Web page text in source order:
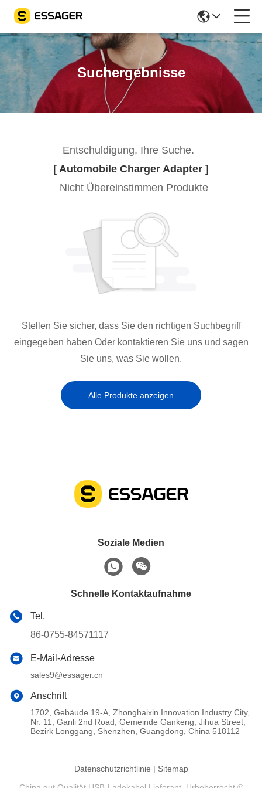
Suchergebnisse
Entschuldigung, Ihre Suche.
[ Automobile Charger Adapter ]
Nicht Übereinstimmen Produkte
Stellen Sie sicher, dass Sie den richtigen Suchbegriff
eingegeben haben Oder kontaktieren Sie uns und sagen
Sie uns, was Sie wollen.
Alle Produkte anzeigen
Soziale Medien
Schnelle Kontaktaufnahme
Tel.
86-0755-84571117
E-Mail-Adresse
sales9@essager.cn
Anschrift
1702, Gebäude 19-A, Zhonghaixin Innovation Industry City,
Nr. 11, Ganli 2nd Road, Gemeinde Gankeng, Jihua Street,
Bezirk Longgang, Shenzhen, Guangdong, China 518112
Datenschutzrichtlinie | Sitemap